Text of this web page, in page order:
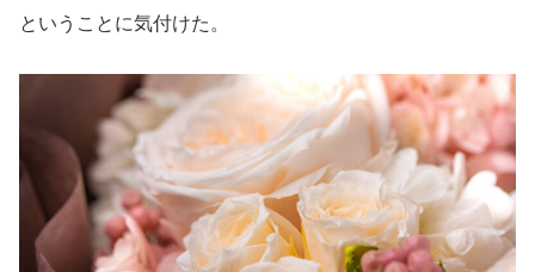
ということに気付けた。